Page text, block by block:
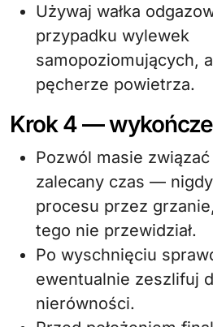
Używaj wałka
przypadku wylewek
samopoziomujących,
pęcherze powietrza.
Krok 4 —
Pozwól masie
zalecany czas —
procesu przez
tego nie przewidział.
Po wyschnięciu
ewentualnie zeszlifuj
nierówności.